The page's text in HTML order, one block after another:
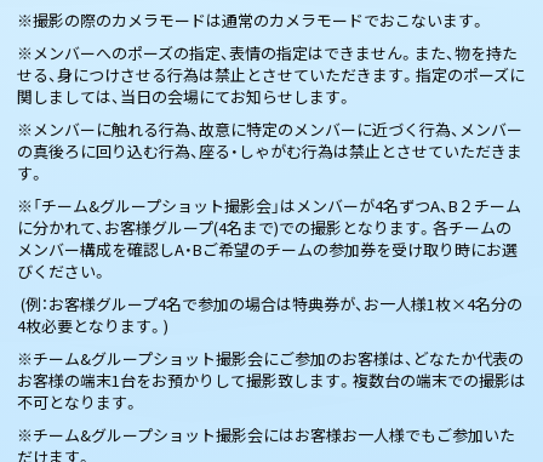
※撮影の際のカメラモードは通常のカメラモードでおこないます。
※メンバーへのポーズの指定、表情の指定はできません。また、物を持た
せる、身につけさせる行為は禁止とさせていただきます。指定のポーズに
関しましては、当日の会場にてお知らせします。
※メンバーに触れる行為、故意に特定のメンバーに近づく行為、メンバー
の真後ろに回り込む行為、座る・しゃがむ行為は禁止とさせていただきま
す。
※「チーム&グループショット撮影会」はメンバーが4名ずつA、B２チーム
に分かれて、お客様グループ(4名まで)での撮影となります。各チームの
メンバー構成を確認しA・Bご希望のチームの参加券を受け取り時にお選
びください。
(例：お客様グループ4名で参加の場合は特典券が、お一人様1枚×4名分の
4枚必要となります。)
※チーム&グループショット撮影会にご参加のお客様は、どなたか代表の
お客様の端末1台をお預かりして撮影致します。複数台の端末での撮影は
不可となります。
※チーム&グループショット撮影会にはお客様お一人様でもご参加いた
だけます。